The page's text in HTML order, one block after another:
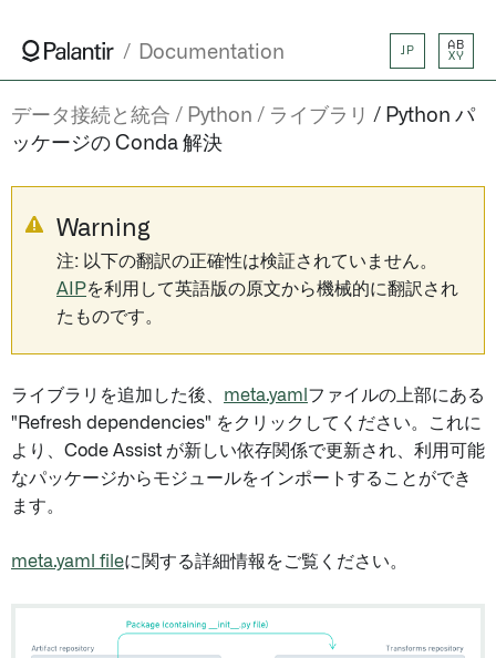
Documentation JP
AB
XY
データ接続と統合 Python ライブラリ
Python パ
ッケージの Conda 解決
Warning
注: 以下の翻訳の正確性は検証されていません。
AIPを利用して英語版の原文から機械的に翻訳され
たものです。
ライブラリを追加した後、 meta.yaml ファイルの上部にある
"Refresh dependencies" をクリックしてください。これに
より、Code Assist が新しい依存関係で更新され、利用可能
なパッケージからモジュールをインポートすることができ
ます。
meta.yaml fileに関する詳細情報をご覧ください。